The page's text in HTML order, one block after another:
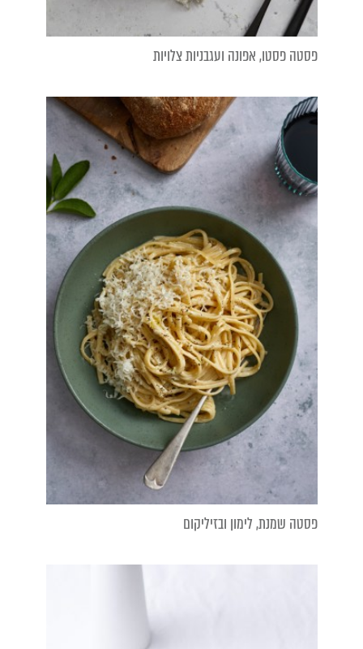
פסטה פסטו, אפונה ועגבניות צלויות
פסטה שמנת, לימון ובזיליקום